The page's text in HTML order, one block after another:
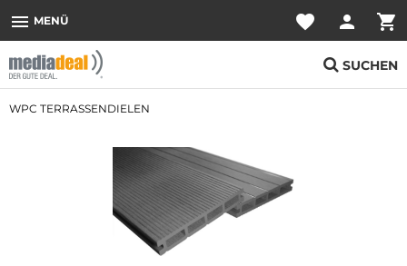
menu MENÜ favorite person shopping_cart
SUCHEN
WPC TERRASSENDIELEN